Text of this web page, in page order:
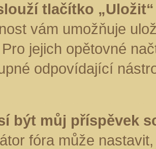
tlačítko
vám umožňuje
jejich opětovné
odpovídající
být můj příspěvek
fóra může